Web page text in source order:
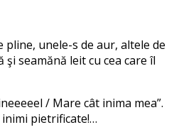
unele-s de aur, altele de
seamănă leit cu cea care îl
/ Mare cât inima mea”.
inimi pietrificate!…